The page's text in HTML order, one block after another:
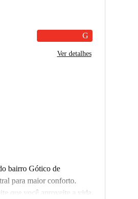
G
Ver detalhes
bairro Gótico de
para maior conforto.
que você aproveite a vida